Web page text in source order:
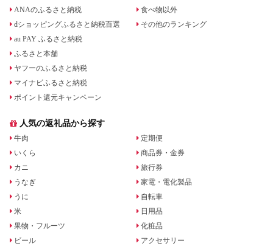
ANAのふるさと納税
dショッピングふるさと納税百選
au PAY ふるさと納税
ふるさと本舗
ヤフーのふるさと納税
マイナビふるさと納税
ポイント還元キャンペーン
食べ物以外
その他のランキング
人気の返礼品から探す
牛肉
いくら
カニ
うなぎ
うに
米
果物・フルーツ
ビール
定期便
商品券・金券
旅行券
家電・電化製品
自転車
日用品
化粧品
アクセサリー